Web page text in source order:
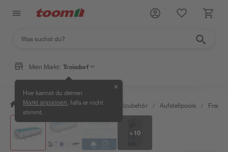
Mein Markt: Troisdorf
Hier kannst du deinen
Markt anpassen , falls er nicht
stimmt.
✕
/ Garten & Freizeit / Pools & Poolzubehör / Aufstellpools /
+10